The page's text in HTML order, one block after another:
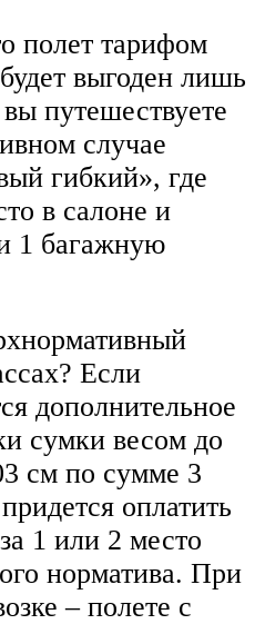
полет тарифом
выгоден лишь
путешествуете
случае
гибкий», где
в салоне и
1 багажную
Если
дополнительное
сумки весом до
см по сумме 3
оплатить
1 или 2 место
норматива. При
– полете с